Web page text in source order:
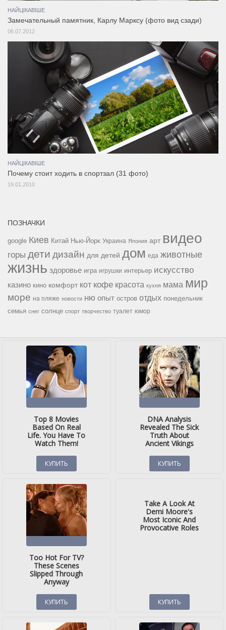
НАЙЦІКАВІШЕ
Замечательный памятник, Карлу Марксу (фото вид сзади)
06.07.2012
НАЙЦІКАВІШЕ
Почему стоит ходить в спортзал (31 фото)
19.01.2010
ПОЗНАЧКИ
google Киев Китай Нью-Йорк Украина Япония арт видео
горы дети дизайн для детей дом еда животные
жизнь здоровье игра игрушки интерьер искусство
казино кино комфорт кот кофе красота кухня мама мир
море на пляже новости ню опыт остров отдых понедельник
семья снег солнце спорт творчество туалет юмор